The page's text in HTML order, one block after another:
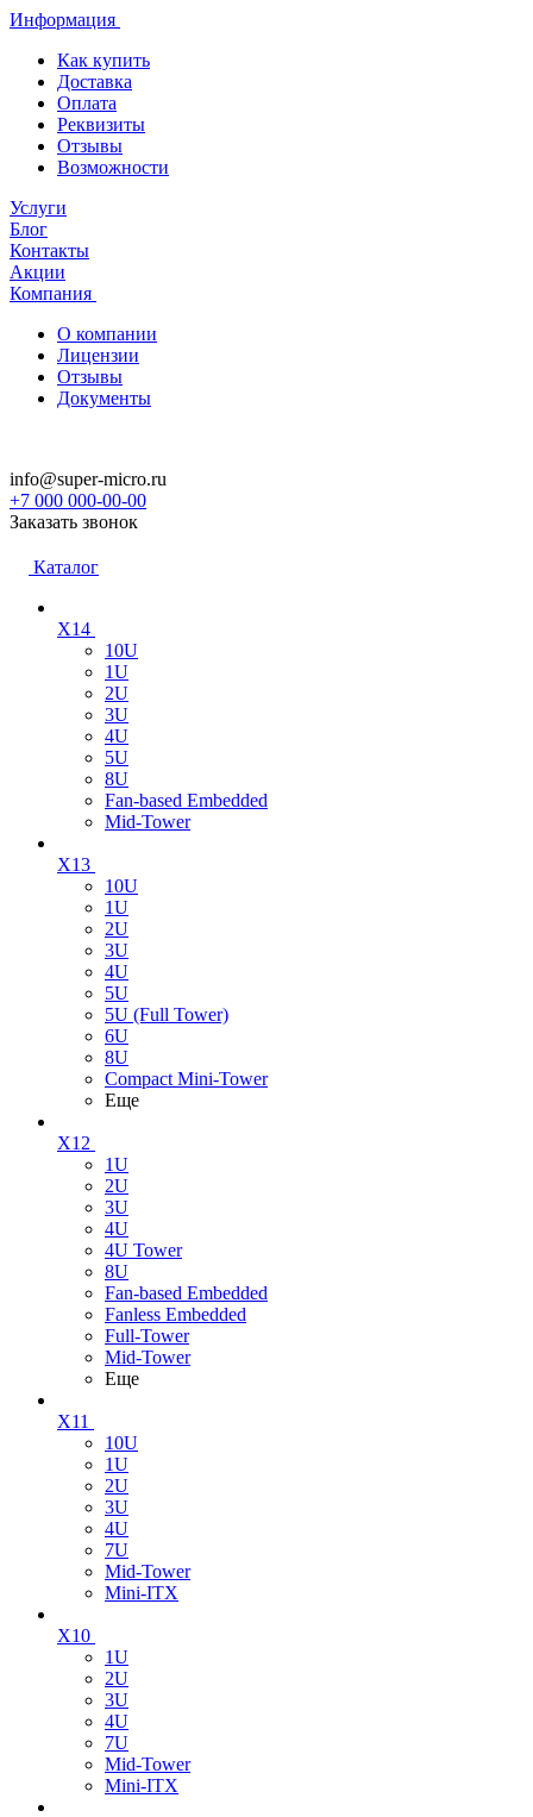
Информация
Как купить
Доставка
Оплата
Реквизиты
Отзывы
Возможности
Услуги
Блог
Контакты
Акции
Компания
О компании
Лицензии
Отзывы
Документы
info@super-micro.ru
+7 000 000-00-00
Заказать звонок
Каталог
X14
10U
1U
2U
3U
4U
5U
8U
Fan-based Embedded
Mid-Tower
X13
10U
1U
2U
3U
4U
5U
5U (Full Tower)
6U
8U
Compact Mini-Tower
Еще
X12
1U
2U
3U
4U
4U Tower
8U
Fan-based Embedded
Fanless Embedded
Full-Tower
Mid-Tower
Еще
X11
10U
1U
2U
3U
4U
7U
Mid-Tower
Mini-ITX
X10
1U
2U
3U
4U
7U
Mid-Tower
Mini-ITX